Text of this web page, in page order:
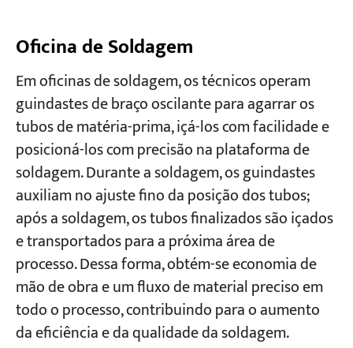
Oficina de Soldagem
Em oficinas de soldagem, os técnicos operam
guindastes de braço oscilante para agarrar os
tubos de matéria-prima, içá-los com facilidade e
posicioná-los com precisão na plataforma de
soldagem. Durante a soldagem, os guindastes
auxiliam no ajuste fino da posição dos tubos;
após a soldagem, os tubos finalizados são içados
e transportados para a próxima área de
processo. Dessa forma, obtém-se economia de
mão de obra e um fluxo de material preciso em
todo o processo, contribuindo para o aumento
da eficiência e da qualidade da soldagem.